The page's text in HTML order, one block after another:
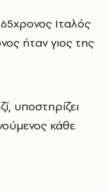
Ιταλός
ήταν γιος της
υποστηρίζει
κάθε